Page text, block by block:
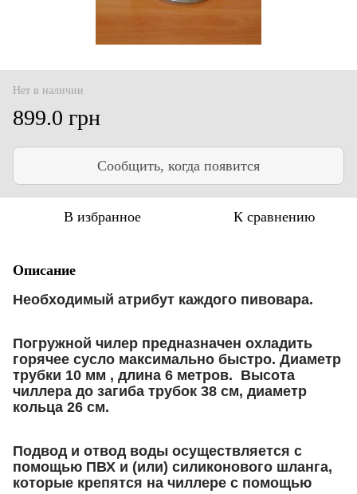
Нет в наличии
899.0 грн
Сообщить, когда появится
В избранное К сравнению
Описание
Необходимый атрибут каждого пивовара.
Погружной чилер предназначен охладить
горячее сусло максимально быстро. Диаметр
трубки 10 мм , длина 6 метров. Высота
чиллера до загиба трубок 38 см, диаметр
кольца 26 см.
Подвод и отвод воды осуществляется с
помощью ПВХ и (или) силиконового шланга,
которые крепятся на чиллере с помощью